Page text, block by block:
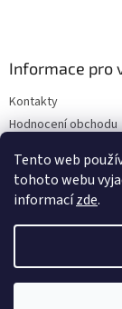
Tento web
tohoto webu
informacízde.
Informace pro
Kontakty
Hodnocení obchodu
Podmínky ochrany